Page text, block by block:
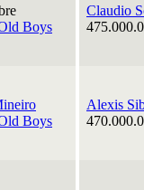
Boys
Claudio
Boys
Alexis